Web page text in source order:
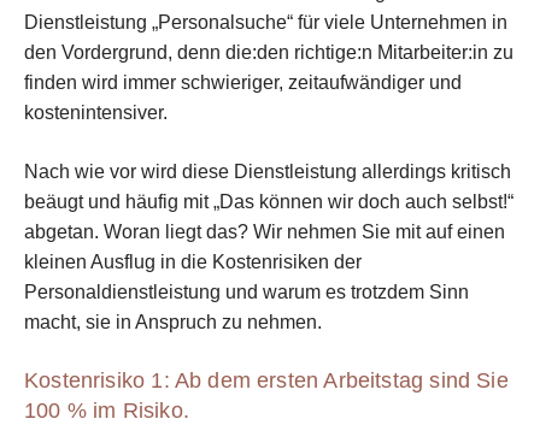
Dienstleistung „Personalsuche“ für viele Unternehmen in
den Vordergrund, denn die:den richtige:n Mitarbeiter:in zu
finden wird immer schwieriger, zeitaufwändiger und
kostenintensiver.
Nach wie vor wird diese Dienstleistung allerdings kritisch
beäugt und häufig mit „Das können wir doch auch selbst!“
abgetan. Woran liegt das? Wir nehmen Sie mit auf einen
kleinen Ausflug in die Kostenrisiken der
Personaldienstleistung und warum es trotzdem Sinn
macht, sie in Anspruch zu nehmen.
Kostenrisiko 1: Ab dem ersten Arbeitstag sind Sie
100 % im Risiko.